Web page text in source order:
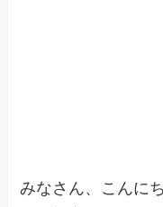
みなさん、こんに